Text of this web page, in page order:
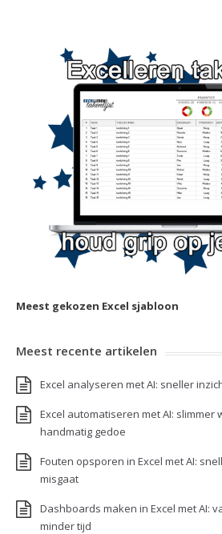
Meest gekozen Excel sjabloon
Meest recente artikelen
Excel analyseren met AI: sneller
Excel automatiseren met AI: slimmer
handmatig gedoe
Fouten opsporen in Excel met AI:
misgaat
Dashboards maken in Excel met AI:
minder tijd